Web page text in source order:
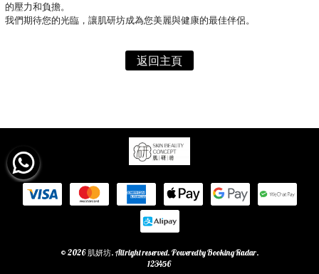
的壓力和負擔。
我們期待您的光臨，讓肌研坊成為您美麗與健康的最佳伴侶。
返回主頁
© 2026 肌妍坊. All right reserved. Powered byBooking Radar.
123456